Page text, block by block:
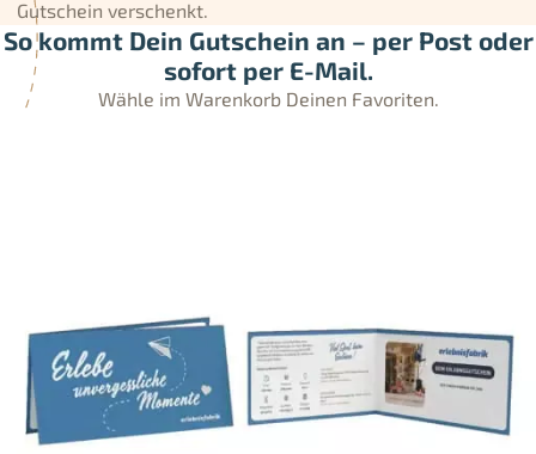
Gutschein verschenkt.
So kommt Dein Gutschein an – per Post oder
sofort per E-Mail.
Wähle im Warenkorb Deinen Favoriten.